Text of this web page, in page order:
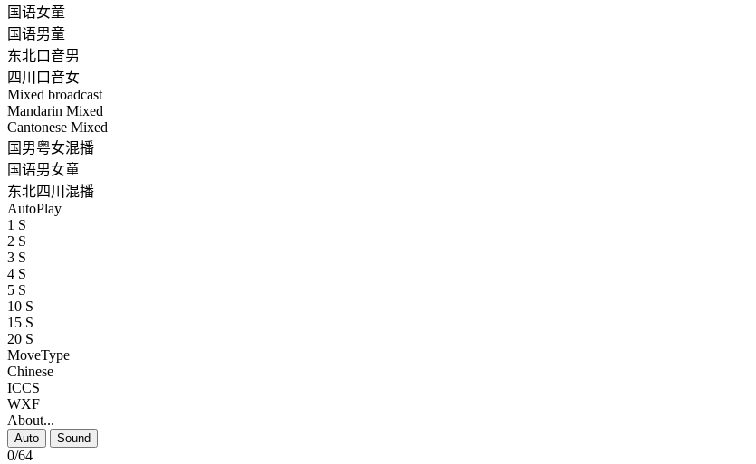
国语女童
国语男童
东北口音男
四川口音女
Mixed broadcast
Mandarin Mixed
Cantonese Mixed
国男粤女混播
国语男女童
东北四川混播
AutoPlay
1 S
2 S
3 S
4 S
5 S
10 S
15 S
20 S
MoveType
Chinese
ICCS
WXF
About...
Auto Sound
0/64